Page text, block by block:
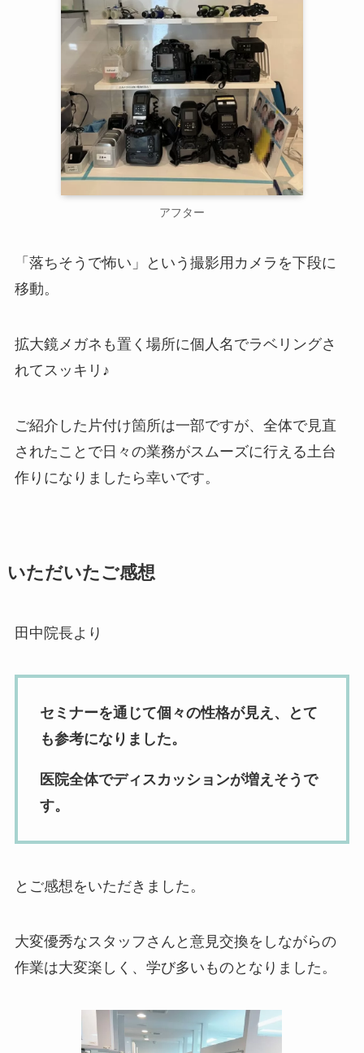
アフター
「落ちそうで怖い」という撮影用カメラを下段に
移動。
拡大鏡メガネも置く場所に個人名でラベリングさ
れてスッキリ♪
ご紹介した片付け箇所は一部ですが、全体で見直
されたことで日々の業務がスムーズに行える土台
作りになりましたら幸いです。
いただいたご感想
田中院長より
セミナーを通じて個々の性格が見え、とて
も参考になりました。
医院全体でディスカッションが増えそうで
す。
とご感想をいただきました。
大変優秀なスタッフさんと意見交換をしながらの
作業は大変楽しく、学び多いものとなりました。